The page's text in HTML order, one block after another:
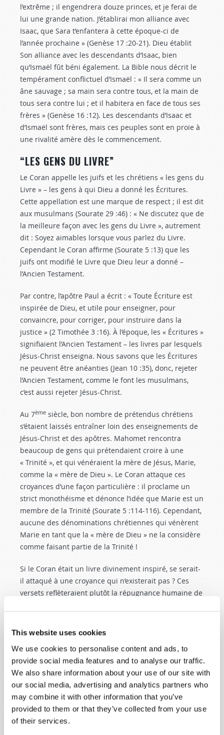
This website uses cookies
We use cookies to personalise content and ads, to
provide social media features and to analyse our traffic.
We also share information about your use of our site with
our social media, advertising and analytics partners who
may combine it with other information that you’ve
provided to them or that they’ve collected from your use
of their services.
l’extrême ; il engendrera douze princes, et je ferai de
lui une grande nation. J’établirai mon alliance avec
Isaac, que Sara t’enfantera à cette époque-ci de
l’année prochaine » (Genèse 17 :20-21). Dieu établit
Son alliance avec les descendants d’Isaac, bien
qu’Ismaël fût béni également. La Bible nous décrit le
tempérament conflictuel d’Ismaël : « Il sera comme un
âne sauvage ; sa main sera contre tous, et la main de
tous sera contre lui ; et il habitera en face de tous ses
frères » (Genèse 16 :12). Les descendants d’Isaac et
d’Ismaël sont frères, mais ces peuples sont en proie à
une rivalité amère dès le commencement.
“LES GENS DU LIVRE”
Le Coran appelle les juifs et les chrétiens « les gens du
Livre » – les gens à qui Dieu a donné les Écritures.
Cette appellation est une marque de respect ; il est dit
aux musulmans (Sourate 29 :46) : « Ne discutez que de
la meilleure façon avec les gens du Livre », autrement
dit : Soyez aimables lorsque vous parlez du Livre.
Cependant le Coran affirme (Sourate 5 :13) que les
juifs ont modifié le Livre que Dieu leur a donné –
l’Ancien Testament.
Par contre, l’apôtre Paul a écrit : « Toute Écriture est
inspirée de Dieu, et utile pour enseigner, pour
convaincre, pour corriger, pour instruire dans la
justice » (2 Timothée 3 :16). À l’époque, les « Écritures »
signifiaient l’Ancien Testament – les livres par lesquels
Jésus-Christ enseigna. Nous savons que les Écritures
ne peuvent être anéanties (Jean 10 :35), donc, rejeter
l’Ancien Testament, comme le font les musulmans,
c’est aussi rejeter Jésus-Christ.
Au 7ème siècle, bon nombre de prétendus chrétiens
s’étaient laissés entraîner loin des enseignements de
Jésus-Christ et des apôtres. Mahomet rencontra
beaucoup de gens qui prétendaient croire à une
« Trinité », et qui vénéraient la mère de Jésus, Marie,
comme la « mère de Dieu ». Le Coran attaque ces
croyances d’une façon particulière : il proclame un
strict monothéisme et dénonce l’idée que Marie est un
membre de la Trinité (Sourate 5 :114-116). Cependant,
aucune des dénominations chrétiennes qui vénèrent
Marie en tant que la « mère de Dieu » ne la considère
comme faisant partie de la Trinité !
Si le Coran était un livre divinement inspiré, se serait-
il attaqué à une croyance qui n’existerait pas ? Ces
versets reflèteraient plutôt la répugnance humaine de
constater chez les commerçants de passage dans la
Les musulmans révèrent Jésus comme un grand
prophète, mais ne Le considèrent pas comme Dieu.
Mahomet enseigna que Jésus ne fut pas crucifié, mais
enlevé au ciel – un sosie serait mort à Sa place
(Sourate 4 :157).